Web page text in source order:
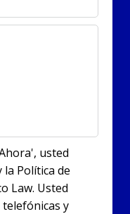
usted
Política de
Law. Usted
y